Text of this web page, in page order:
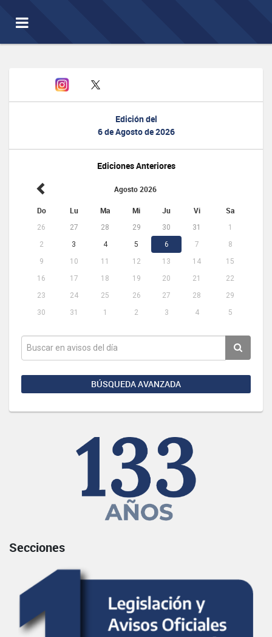
Toggle
navigation
Edición del
6 de Agosto de 2026
Ediciones Anteriores
Agosto 2026
Do Lu Ma Mi Ju Vi Sa
26 27 28 29 30 31
1
2
3 4 5 6 7
8
9
10 11 12 13 14
15
16
17 18 19 20 21
22
23
24 25 26 27 28
29
30
31 1 2 3 4 5
BÚSQUEDA AVANZADA
Secciones